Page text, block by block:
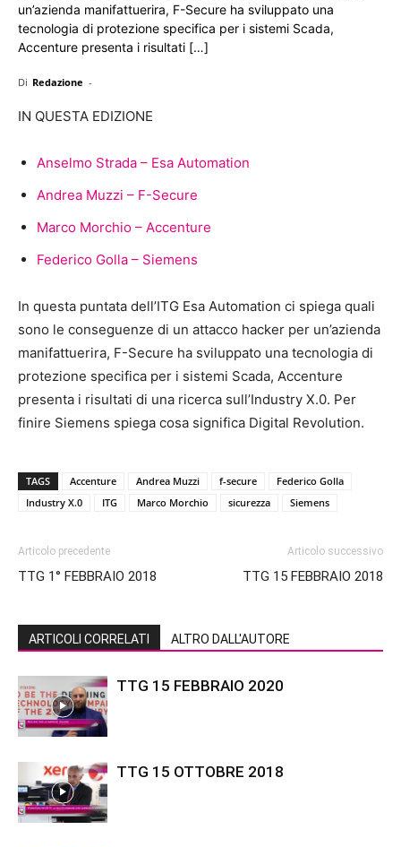
un’azienda manifattuerira, F-Secure ha sviluppato una
tecnologia di protezione specifica per i sistemi Scada,
Accenture presenta i risultati […]
Di Redazione -
IN QUESTA EDIZIONE
Anselmo Strada – Esa Automation
Andrea Muzzi – F-Secure
Marco Morchio – Accenture
Federico Golla – Siemens
In questa puntata dell’ITG Esa Automation ci spiega quali
sono le conseguenze di un attacco hacker per un’azienda
manifattuerira, F-Secure ha sviluppato una tecnologia di
protezione specifica per i sistemi Scada, Accenture
presenta i risultati di una ricerca sull’Industry X.0. Per
finire Siemens spiega cosa significa Digital Revolution.
TAGS Accenture Andrea Muzzi f-secure
Federico Golla
Industry X.0
ITG Marco Morchio sicurezza Siemens
Articolo precedente
TTG 1° FEBBRAIO 2018
Articolo successivo
TTG 15 FEBBRAIO 2018
ARTICOLI CORRELATI ALTRO DALL'AUTORE
TTG 15 FEBBRAIO 2020
TTG 15 OTTOBRE 2018